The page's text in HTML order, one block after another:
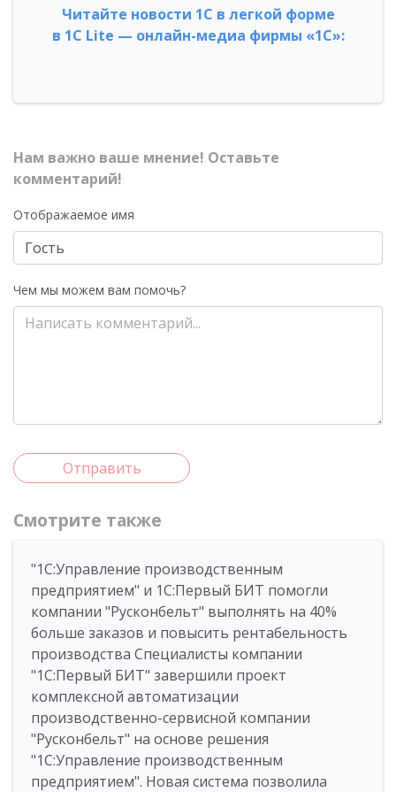
Читайте новости 1С в легкой форме
в 1С Lite — онлайн-медиа фирмы «1С»:
Нам важно ваше мнение! Оставьте
комментарий!
Отображаемое имя
Чем мы можем вам помочь?
Отправить
Смотрите также
"1С:Управление производственным
предприятием" и 1С:Первый БИТ помогли
компании "Русконбельт" выполнять на 40%
больше заказов и повысить рентабельность
производства Специалисты компании
"1С:Первый БИТ" завершили проект
комплексной автоматизации
производственно-сервисной компании
"Русконбельт" на основе решения
"1С:Управление производственным
предприятием". Новая система позволила